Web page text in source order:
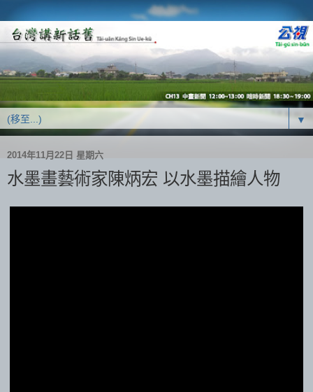
▼
2014年11月22日 星期六
水墨畫藝術家陳炳宏 以水墨描繪人物